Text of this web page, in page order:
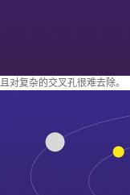
且对复杂的交叉孔很难去除。